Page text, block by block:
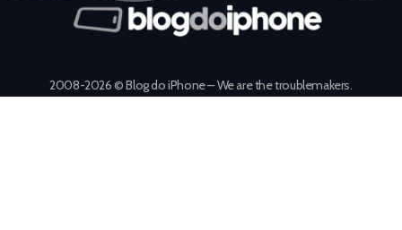
2008-2026 © Blog do iPhone – We are the troublemakers.